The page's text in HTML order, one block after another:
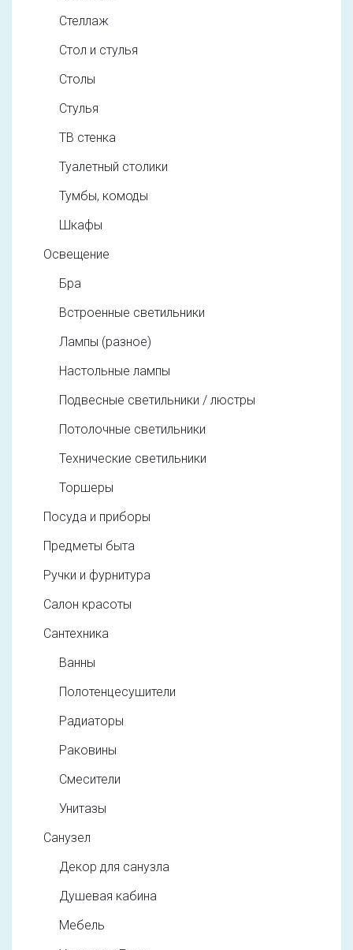
Стеллаж
Стол и стулья
Столы
Стулья
ТВ стенка
Туалетный столики
Тумбы, комоды
Шкафы
Освещение
Бра
Встроенные светильники
Лампы (разное)
Настольные лампы
Подвесные светильники / люстры
Потолочные светильники
Технические светильники
Торшеры
Посуда и приборы
Предметы быта
Ручки и фурнитура
Салон красоты
Сантехника
Ванны
Полотенцесушители
Радиаторы
Раковины
Смесители
Унитазы
Санузел
Декор для санузла
Душевая кабина
Мебель